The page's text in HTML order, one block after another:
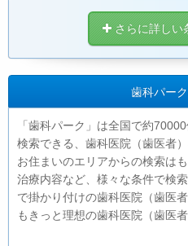
さらに詳しい
歯科パー
「歯科パーク」は全国で約
検索できる、歯科医院（歯医者
お住まいのエリアからの検索は
治療内容など、様々な条件で検
で掛かり付けの歯科医院（歯医
もきっと理想の歯科医院（歯医